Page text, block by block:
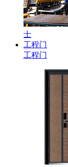
士
工程门
工程门